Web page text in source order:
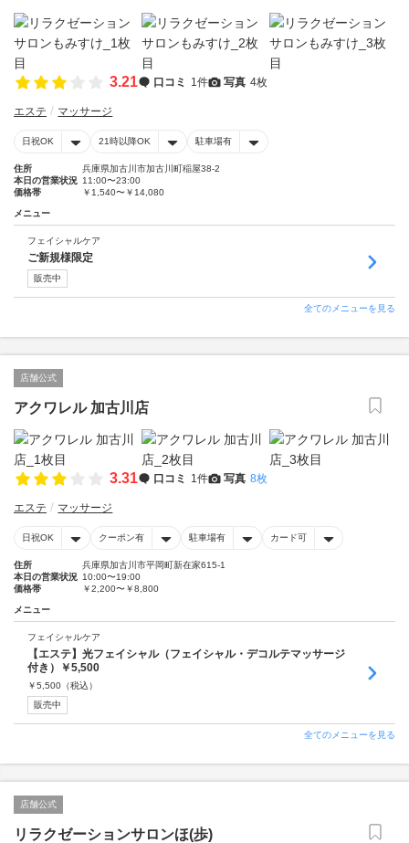
3.21 口コミ 1件 写真 4枚
エステ マッサージ
日祝OK 21時以降OK 駐車場有
住所
兵庫県加古川市加古川町稲屋38-2
本日の営業状況 11:00〜23:00
価格帯
￥1,540〜￥14,080
メニュー
フェイシャルケア
ご新規様限定
販売中
全てのメニューを見る
店舗公式
アクワレル 加古川店
3.31 口コミ 1件 写真 8枚
エステ マッサージ
日祝OK クーポン有 駐車場有 カード可
住所
兵庫県加古川市平岡町新在家615-1
本日の営業状況 10:00〜19:00
価格帯
￥2,200〜￥8,800
メニュー
フェイシャルケア
【エステ】光フェイシャル（フェイシャル・デコルテマッサージ
付き）￥5,500
￥5,500 （税込）
販売中
全てのメニューを見る
店舗公式
リラクゼーションサロンほ(歩)